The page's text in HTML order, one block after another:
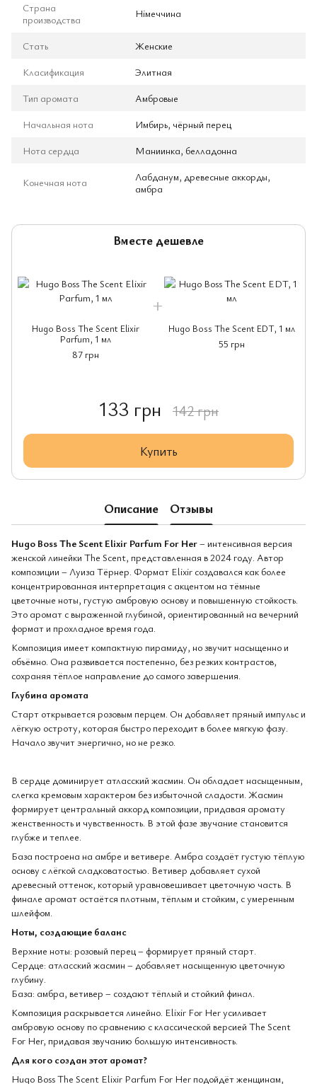
Страна
производства
Німеччина
Стать
Женские
Класификация
Элитная
Тип аромата
Амбровые
Начальная нота
Имбирь, чёрный перец
Нота сердца
Маниинка, белладонна
Конечная нота
Лабданум, древесные аккорды,
амбра
Вместе дешевле
Hugo Boss The Scent Elixir
Parfum, 1 мл
87 грн
Hugo Boss The Scent EDT, 1 мл
55 грн
133 грн 142 грн
Купить
Описание Отзывы
Hugo Boss The Scent Elixir Parfum For Her– интенсивная версия
женской линейки The Scent, представленная в 2024 году. Автор
композиции – Луиза Тёрнер. Формат Elixir создавался как более
концентрированная интерпретация с акцентом на тёмные
цветочные ноты, густую амбровую основу и повышенную стойкость.
Это аромат с выраженной глубиной, ориентированный на вечерний
формат и прохладное время года.
Композиция имеет компактную пирамиду, но звучит насыщенно и
объёмно. Она развивается постепенно, без резких контрастов,
сохраняя тёплое направление до самого завершения.
Глубина аромата
Старт открывается розовым перцем. Он добавляет пряный импульс и
лёгкую остроту, которая быстро переходит в более мягкую фазу.
Начало звучит энергично, но не резко.
В сердце доминирует атласский жасмин. Он обладает насыщенным,
слегка кремовым характером без избыточной сладости. Жасмин
формирует центральный аккорд композиции, придавая аромату
женственность и чувственность. В этой фазе звучание становится
глубже и теплее.
База построена на амбре и ветивере. Амбра создаёт густую тёплую
основу с лёгкой сладковатостью. Ветивер добавляет сухой
древесный оттенок, который уравновешивает цветочную часть. В
финале аромат остаётся плотным, тёплым и стойким, с умеренным
шлейфом.
Ноты, создающие баланс
Верхние ноты: розовый перец – формирует пряный старт.
Сердце: атласский жасмин – добавляет насыщенную цветочную
глубину.
База: амбра, ветивер – создают тёплый и стойкий финал.
Композиция раскрывается линейно. Elixir For Her усиливает
амбровую основу по сравнению с классической версией The Scent
For Her, придавая звучанию большую интенсивность.
Для кого создан этот аромат?
Hugo Boss The Scent Elixir Parfum For Her подойдёт женщинам,